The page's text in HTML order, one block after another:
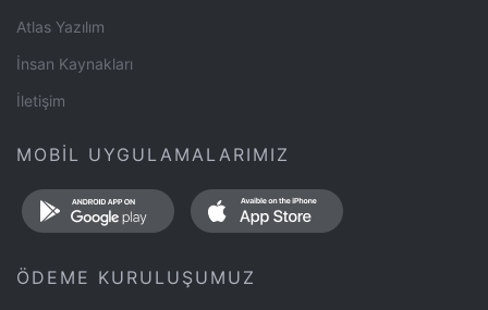
Atlas Yazılım
İnsan Kaynakları
İletişim
MOBİL UYGULAMALARIMIZ
ÖDEME KURULUŞUMUZ